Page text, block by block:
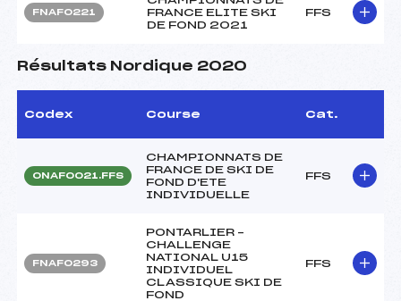
FNAF0221
FRANCE ELITE SKI
DE FOND 2021
FFS
Résultats Nordique 2020
Codex Course Cat.
ONAF0021.FFS
CHAMPIONNATS DE
FRANCE DE SKI DE
FOND D'ETE
INDIVIDUELLE
FFS
FNAF0293
PONTARLIER –
CHALLENGE
NATIONAL U15
INDIVIDUEL
CLASSIQUE SKI DE
FOND
FFS